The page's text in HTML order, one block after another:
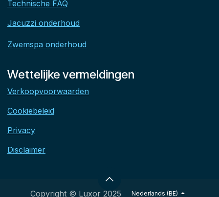
Technische FAQ
Jacuzzi onderhoud
Zwemspa onderhoud
Wettelijke vermeldingen
Verkoopvoorwaarden
Cookiebeleid
Privacy
Disclaimer
Copyright © Luxor 2025 Nederlands (BE)